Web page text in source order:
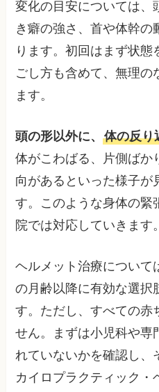
変化の目安については、
き癖の強さ、首や体幹の
ります。初回はまず状態
ごし方も含めて、無理の
ます。
頭の形以外に、体の反り
体がこわばる、片側ばか
向があるといった様子が
す。このような身体の緊
院では対応していきます。
ヘルメット治療について
の月齢以降に有効な選択
す。ただし、すべての赤
せん。まずは小児科や専
れていないかを確認し、
カイロプラクティック・